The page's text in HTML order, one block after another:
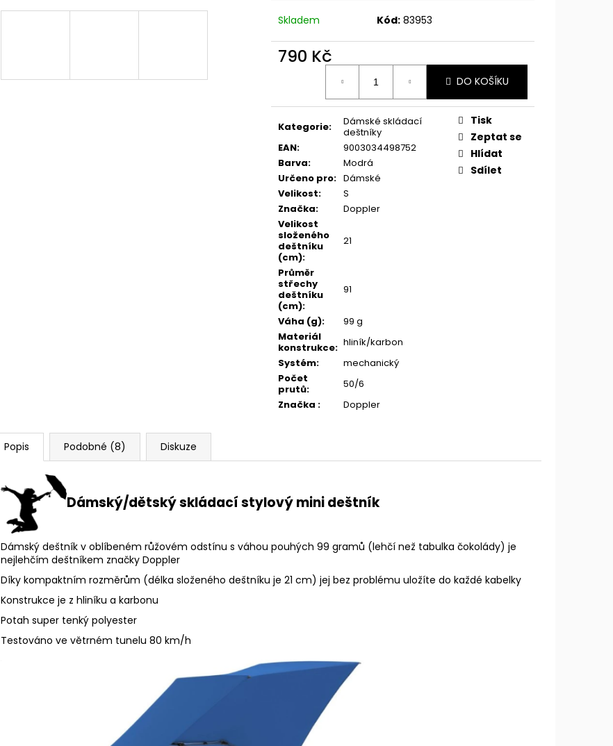
Skladem Kód: 83953
790 Kč
DO KOŠÍKU
Kategorie:
Dámské skládací
deštníky
EAN:
9003034498752
Barva:
Modrá
Určeno pro: Dámské
Velikost:
S
Značka:
Doppler
Velikost
složeného
deštníku
(cm):
21
Průměr
střechy
deštníku
(cm):
91
Váha (g):
99 g
Materiál
konstrukce: hliník/karbon
Systém:
mechanický
Počet
prutů:
50/6
Značka : Doppler
Tisk
Zeptat se
Hlídat
Sdílet
Popis Podobné (8) Diskuze
Dámský/dětský skládací stylový mini deštník
Dámský deštník v oblíbeném růžovém odstínu s váhou pouhých 99 gramů (lehčí než tabulka čokolády) je
nejlehčím deštníkem značky Doppler
Díky kompaktním rozměrům (délka složeného deštníku je 21 cm) jej bez problému uložíte do každé kabelky
Konstrukce je z hliníku a karbonu
Potah super tenký polyester
Testováno ve větrném tunelu 80 km/h